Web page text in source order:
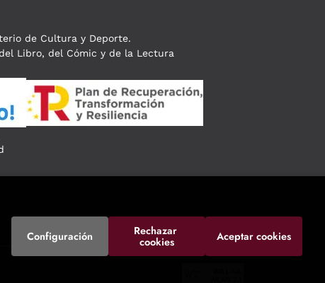
de Cultura y Deporte.
Libro, del Cómic y de la Lectura
Configuración
Rechazar
cookies
Aceptar cookies